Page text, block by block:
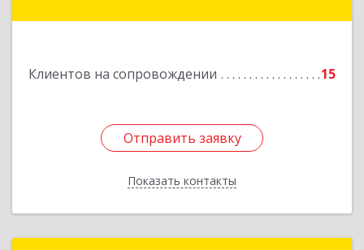
Клиентов на сопровождении 15
Отправить заявку
Показать контакты
Отправить заявку
Назад